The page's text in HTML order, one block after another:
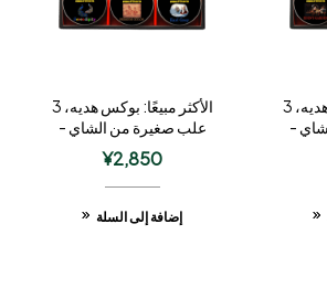
الأكثر مبيعًا: بوكس هديه، 3
علب صغيرة من الشاي -
الأكثر مبيعًا: بوكس هديه، 3
علب صغيرة من الشاي -
النوع 1 ¥2,850
إضافة إلى السلة